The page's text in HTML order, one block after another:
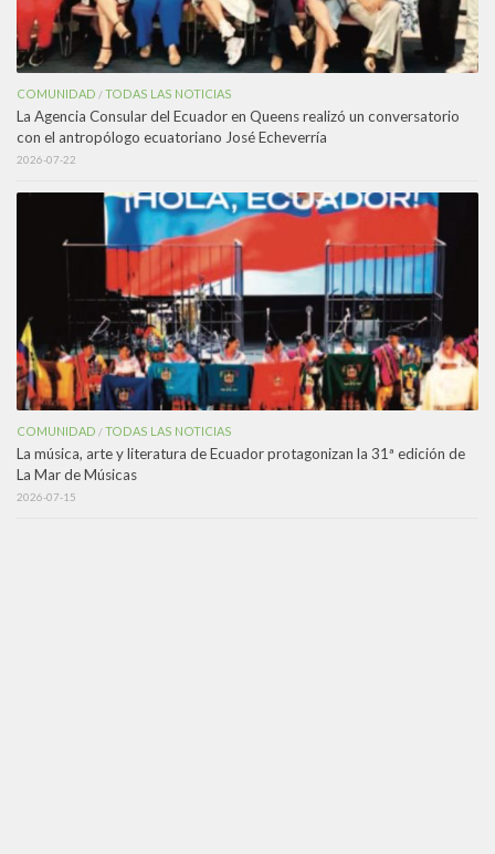
COMUNIDAD /TODAS LAS NOTICIAS
La Agencia Consular del Ecuador en Queens realizó un conversatorio
con el antropólogo ecuatoriano José Echeverría
2026-07-22
COMUNIDAD /TODAS LAS NOTICIAS
La música, arte y literatura de Ecuador protagonizan la 31ª edición de
La Mar de Músicas
2026-07-15